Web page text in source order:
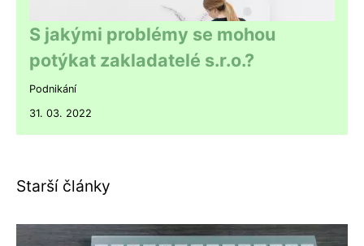
S jakými problémy se mohou
potýkat zakladatelé s.r.o.?
Podnikání
31. 03. 2022
Starší články